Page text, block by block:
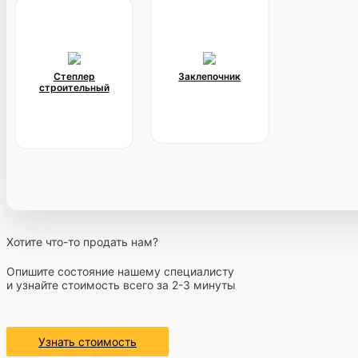
Степлер
строительный
Заклепочник
Хотите что-то продать нам?
Опишите состояние нашему специалисту
и узнайте стоимость всего за 2-3 минуты
Узнать стоимость